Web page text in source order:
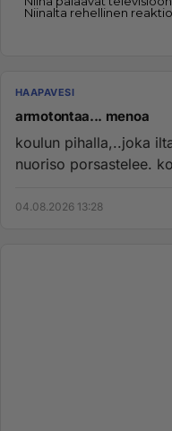
HAAPAVESI
armotontaa... menoa
koulun pihalla,..joka ilta. paikka kuin kaatopaikka
nuoriso porsastelee.
04.08.2026 13:28